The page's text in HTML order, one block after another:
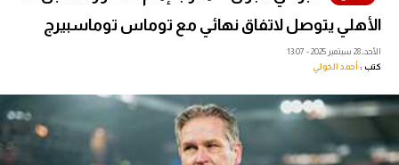
ميركاتو
فانتازي في الجول
فيديوهات
عدسات
الأهلي يتوصل لاتفاق نهائي مع توماس توماسبيرج
الأحد، 28 سبتمبر 2025 - 13:07
كتب : أحمد الخولي